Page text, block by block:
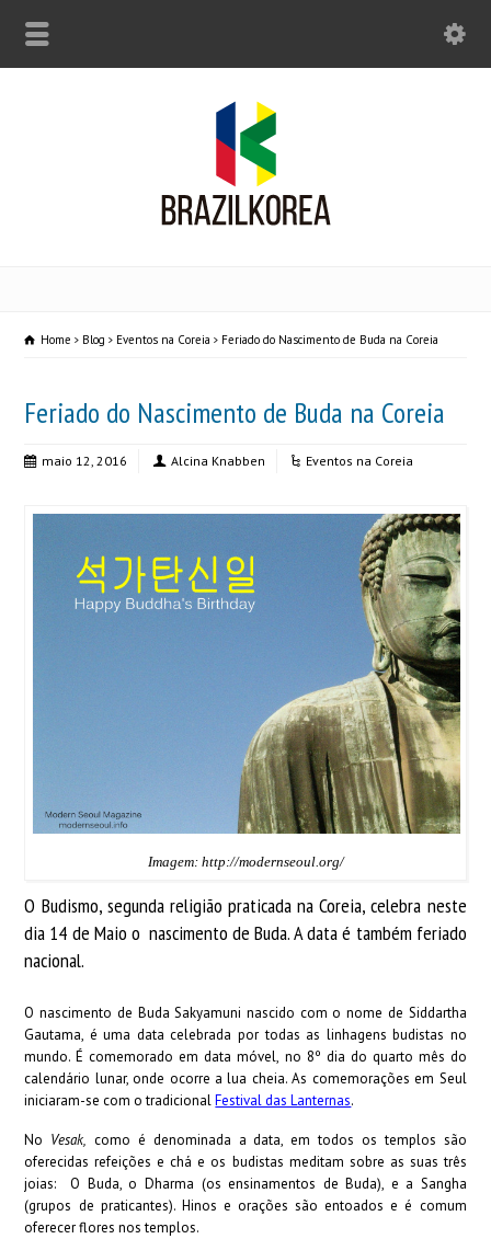
Home Blog Eventos na Coreia Feriado do Nascimento de Buda na Coreia
Feriado do Nascimento de Buda na Coreia
maio 12, 2016 Alcina Knabben Eventos na Coreia
Imagem: http://modernseoul.org/
O Budismo, segunda religião praticada na Coreia, celebra neste
dia 14 de Maio o nascimento de Buda. A data é também feriado
nacional.
O nascimento de Buda Sakyamuni nascido com o nome de Siddartha
Gautama, é uma data celebrada por todas as linhagens budistas no
mundo. É comemorado em data móvel, no 8º dia do quarto mês do
calendário lunar, onde ocorre a lua cheia. As comemorações em Seul
iniciaram-se com o tradicional Festival das Lanternas.
No Vesak, como é denominada a data, em todos os templos são
oferecidas refeições e chá e os budistas meditam sobre as suas três
joias: O Buda, o Dharma (os ensinamentos de Buda), e a Sangha
(grupos de praticantes). Hinos e orações são entoados e é comum
oferecer flores nos templos.